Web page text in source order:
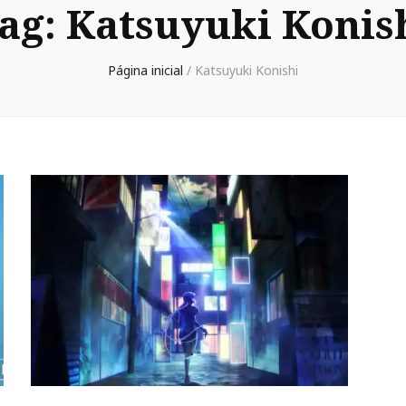
Katsuyuki
Página inicial / Katsuyuki Konishi